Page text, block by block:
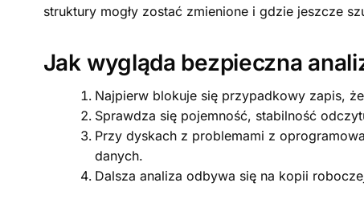
struktury mogły zostać zmienione i gdzie jeszcze
Jak wygląda bezpieczna
Najpierw blokuje się przypadkowy zapis,
Sprawdza się pojemność, stabilność
Przy dyskach z problemami z
danych.
Dalsza analiza odbywa się na kopii